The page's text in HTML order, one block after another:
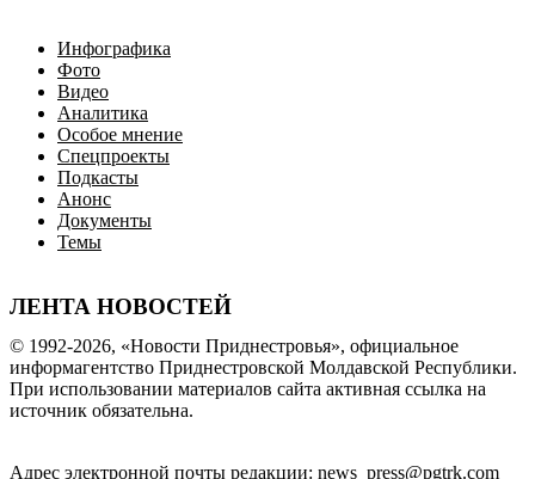
Инфографика
Фото
Видео
Аналитика
Особое мнение
Спецпроекты
Подкасты
Анонс
Документы
Темы
ЛЕНТА НОВОСТЕЙ
© 1992-2026, «Новости Приднестровья», официальное
информагентство Приднестровской Молдавской Республики.
При использовании материалов сайта активная ссылка на
источник обязательна.
Адрес электронной почты редакции: news_press@pgtrk.com